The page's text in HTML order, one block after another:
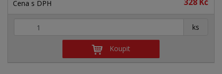
ks
+ -
Koupit